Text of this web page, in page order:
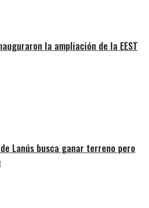
la ampliación de la EEST
Lanús busca ganar terreno pero